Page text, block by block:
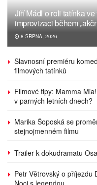
Jiří Mádl o roli tatínka
improvizaci během
8 SRPNA, 2026
Slavnosní premiéru
filmových tatínků
Filmové tipy: Mamma
v parných letních dnech?
Marika Šoposká se
stejnojmenném filmu
Trailer k dokudramatu
Petr Větrovský o příjezdu
Noci s legendou